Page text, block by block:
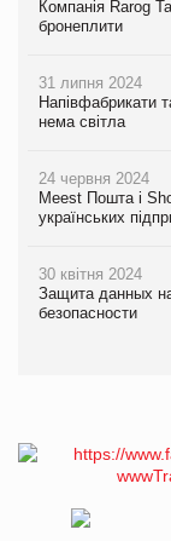
Компанія Rarog
бронеплити
31 липня 2024
Напівфабрикати
нема світла
24 червня 2024
Meest Пошта і
українських
30 квітня 2024
Защита данных
безопасности